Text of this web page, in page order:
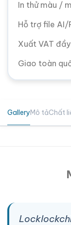
In thử màu /
Hỗ trợ file AI/
Xuất VAT
Giao toàn
GalleryMô tảChất